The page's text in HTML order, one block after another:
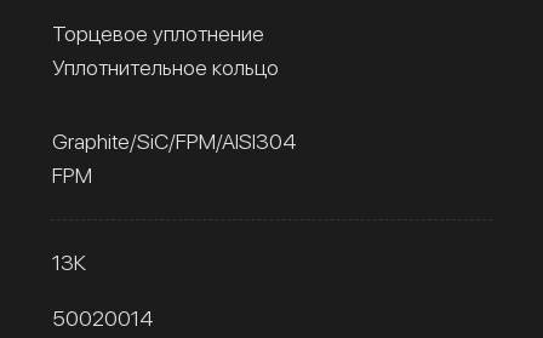
Торцевое уплотнение
Уплотнительное кольцо
Graphite/SiC/FPM/AISI304
FPM
13К
50020014